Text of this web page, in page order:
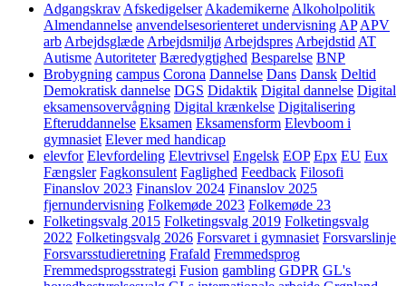
Adgangskrav Afskedigelser Akademikerne Alkoholpolitik
Almendannelse anvendelsesorienteret undervisning AP APV
arb Arbejdsglæde Arbejdsmiljø Arbejdspres Arbejdstid AT
Autisme Autoriteter Bæredygtighed Besparelse BNP
Brobygning campus Corona Dannelse Dans Dansk Deltid
Demokratisk dannelse DGS Didaktik Digital dannelse Digital
eksamensovervågning Digital krænkelse Digitalisering
Efteruddannelse Eksamen Eksamensform Elevboom i
gymnasiet Elever med handicap
elevfor Elevfordeling Elevtrivsel Engelsk EOP Epx EU Eux
Fængsler Fagkonsulent Faglighed Feedback Filosofi
Finanslov 2023 Finanslov 2024 Finanslov 2025
fjernundervisning Folkemøde 2023 Folkemøde 23
Folketingsvalg 2015 Folketingsvalg 2019 Folketingsvalg
2022 Folketingsvalg 2026 Forsvaret i gymnasiet Forsvarslinje
Forsvarsstudieretning Frafald Fremmedsprog
Fremmedsprogsstrategi Fusion gambling GDPR GL's